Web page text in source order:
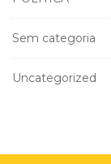
Sem categoria
Uncategorized